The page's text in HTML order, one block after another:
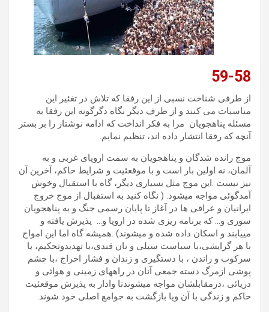
59-58
از طرفی شناخت نسبی از این رفقا که تلاش در تغئیر این
مناسبات می کنند و از طرف دیگر نگاه دگرگونه این رفقا به
مسئله پناهجویان مرا به فکر انداخت که ادامه نوشتار را بر بستر
آنچه که رفقا انتشار داده اند، تنظیم نمایم.
موج رانده شدگان و پناهجویان به سمت اروپای غربی و به
آلمان، نه اولین بار است و با موقعئیت و شرایط حاکم، آخرین آن
نیز نیست .این موج مثل بسیاری دیگر، گاه با استقبال وخوش
آمدگوئی مواجه میشود. ( نگاه کنید به استقبال از موج خروج
ایرانیان و عراقی ها در آغاز تا پایان رسمی جنگ و به پناهجویان
سوری و… که برنامه ریزی شده در اروپا و… پذیرش یافته و
مییابند و اسکان داده شده و میشوند) .همیشه گاه اما این امواج
با هر گرایشی،با سیاست سیلی و نان قندی،با تهدیدوتحکیم، با
سرکوب و راندن ، با دستگیری و زندان و فشار اخراج ،با چشم
پوشی ازمرگ دسته جمعی آنان در راههای زمینی و هوائی و
دریائی ،درمقابلشان مواجه میشوندتا وادار به پذیرش موقعئیت
حاکم و زندگی با آن ویا بازگشت به جوامع اصلی خود شوند.